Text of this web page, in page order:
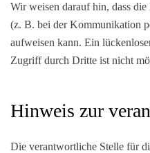
Wir weisen darauf hin, dass
(z. B. bei der Kommunikation
aufweisen kann. Ein
Zugriff durch Dritte ist nicht
Hinweis zur
Die verantwortliche Stelle für